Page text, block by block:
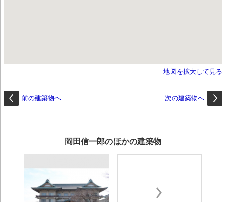
地図を拡大して見る
前の建築物へ 次の建築物へ
岡田信一郎のほかの建築物